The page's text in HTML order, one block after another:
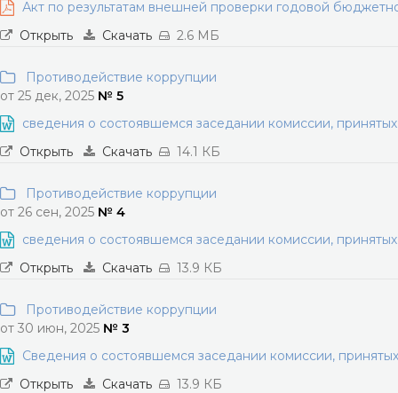
Акт по результатам внешней проверки годовой
Открыть
Скачать 2.6 МБ
Противодействие коррупции
от 25 дек, 2025 № 5
сведения о состоявшемся заседании комиссии,
Открыть
Скачать 14.1 КБ
Противодействие коррупции
от 26 сен, 2025 № 4
сведения о состоявшемся заседании комиссии,
Открыть
Скачать 13.9 КБ
Противодействие коррупции
от 30 июн, 2025 № 3
Сведения о состоявшемся заседании комиссии,
Открыть
Скачать 13.9 КБ